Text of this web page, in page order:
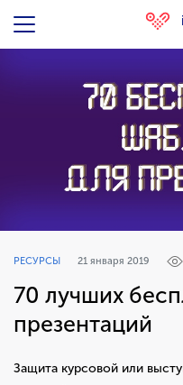
РЕСУРСЫ 21 января 2019
70 лучших
презентаций
Защита курсовой или